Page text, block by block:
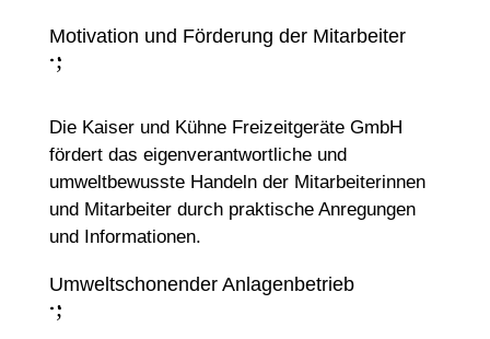
Motivation und Förderung der Mitarbeiter
:
;
Die Kaiser und Kühne Freizeitgeräte GmbH
fördert das eigenverantwortliche und
umweltbewusste Handeln der Mitarbeiterinnen
und Mitarbeiter durch praktische Anregungen
und Informationen.
Umweltschonender Anlagenbetrieb
:
;